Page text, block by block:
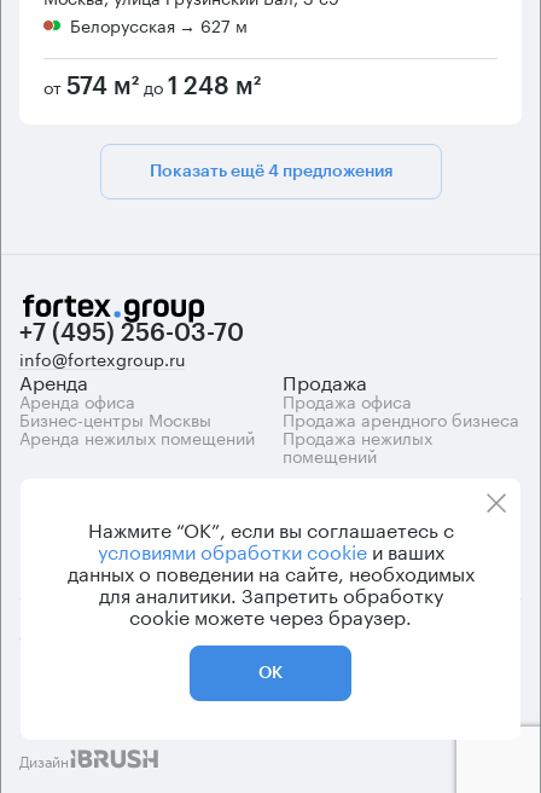
Белорусская → 627 м
от 574 м² до 1 248 м²
Показать ещё 4 предложения
+7 (495) 256-03-70
info@fortexgroup.ru
Аренда
Аренда офиса
Бизнес-центры Москвы
Аренда нежилых помещений
Продажа
Продажа офиса
Продажа арендного бизнеса
Продажа нежилых
помещений
Каталог бизнес-центров О компании
Вакансии
Контакты
© 2026 Fortex.Group. ООО «АРЕНДА ОФИСА», ОГРН 1177746948686,
Политика конфиденциальности
Дизайн
Нажмите “ОК”, если вы соглашаетесь с
условиями обработки cookieи ваших
данных о поведении на сайте, необходимых
для аналитики. Запретить обработку
cookie можете через браузер.
ОК